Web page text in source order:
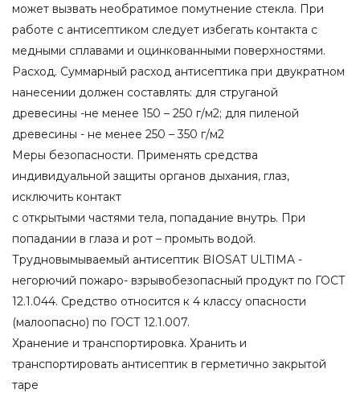
может вызвать необратимое помутнение стекла. При
работе с антисептиком следует избегать контакта с
медными сплавами и оцинкованными поверхностями.
Расход. Суммарный расход антисептика при двукратном
нанесении должен составлять: для струганой
древесины -не менее 150 – 250 г/м2; для пиленой
древесины - не менее 250 – 350 г/м2
Меры безопасности. Применять средства
индивидуальной защиты органов дыхания, глаз,
исключить контакт
с открытыми частями тела, попадание внутрь. При
попадании в глаза и рот – промыть водой.
Трудновымываемый антисептик BIOSAT ULTIMA -
негорючий пожаро- взрывобезопасный продукт по ГОСТ
12.1.044. Средство относится к 4 классу опасности
(малоопасно) по ГОСТ 12.1.007.
Хранение и транспортировка. Хранить и
транспортировать антисептик в герметично закрытой
таре